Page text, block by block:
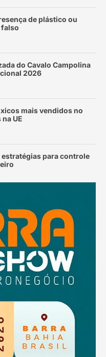
de plástico ou
falso
do Cavalo Campolina
2026
mais vendidos no
UE
para controle